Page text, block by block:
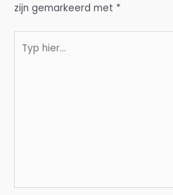
zijn gemarkeerd met *
hier...